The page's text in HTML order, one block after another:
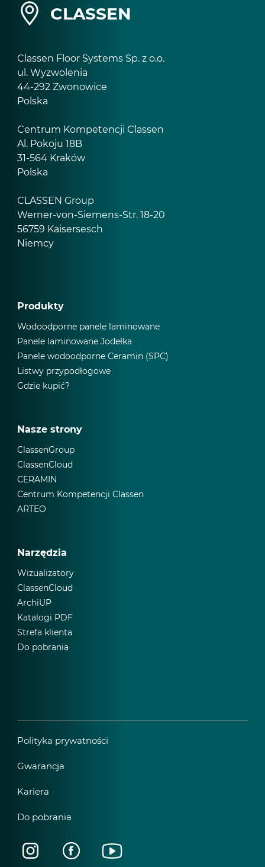
CLASSEN
Classen Floor Systems Sp. z o.o.
ul. Wyzwolenia
44-292 Zwonowice
Polska
Centrum Kompetencji Classen
Al. Pokoju 18B
31-564 Kraków
Polska
CLASSEN Group
Werner-von-Siemens-Str. 18-20
56759 Kaisersesch
Niemcy
Produkty
Wodoodporne panele laminowane
Panele laminowane Jodełka
Panele wodoodporne Ceramin (SPC)
Listwy przypodłogowe
Gdzie kupić?
Nasze strony
ClassenGroup
ClassenCloud
CERAMIN
Centrum Kompetencji Classen
ARTEO
Narzędzia
Wizualizatory
ClassenCloud
ArchiUP
Katalogi PDF
Strefa klienta
Do pobrania
Polityka prywatności
Gwarancja
Kariera
Do pobrania